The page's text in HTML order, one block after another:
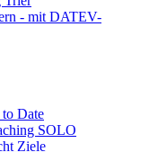
- mit DATEV-
Date
SOLO
Ziele